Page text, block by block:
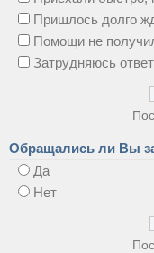
Пришлось долго
Помощи не
Затрудняюсь
Обращались ли Вы
Да
Нет